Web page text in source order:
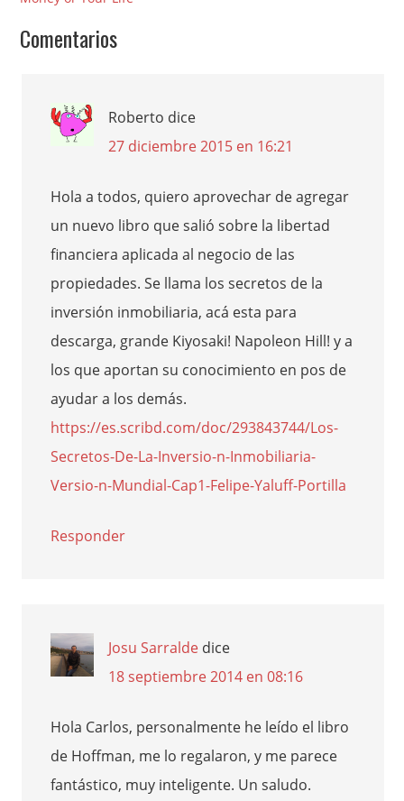
Comentarios
Roberto dice
27 diciembre 2015 en 16:21
Hola a todos, quiero aprovechar de agregar
un nuevo libro que salió sobre la libertad
financiera aplicada al negocio de las
propiedades. Se llama los secretos de la
inversión inmobiliaria, acá esta para
descarga, grande Kiyosaki! Napoleon Hill! y a
los que aportan su conocimiento en pos de
ayudar a los demás.
https://es.scribd.com/doc/293843744/Los-
Secretos-De-La-Inversio-n-Inmobiliaria-
Versio-n-Mundial-Cap1-Felipe-Yaluff-Portilla
Responder
Josu Sarralde dice
18 septiembre 2014 en 08:16
Hola Carlos, personalmente he leído el libro
de Hoffman, me lo regalaron, y me parece
fantástico, muy inteligente. Un saludo.